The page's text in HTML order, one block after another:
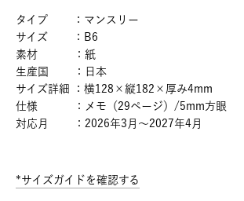
タイプ ：マンスリー
サイズ ：B6
素材 ：紙
生産国 ：日本
サイズ詳細 ：横128×縦182×厚み4mm
仕様 ：メモ（29ページ）/5mm方眼
対応月 ：2026年3月～2027年4月
*サイズガイドを確認する